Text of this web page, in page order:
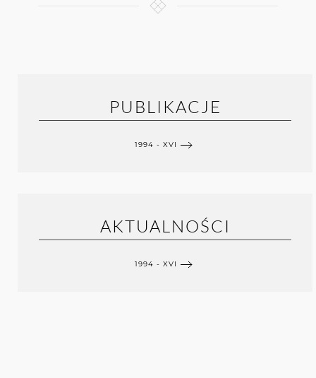
PUBLIKACJE
1994 - XVI
AKTUALNOŚCI
1994 - XVI